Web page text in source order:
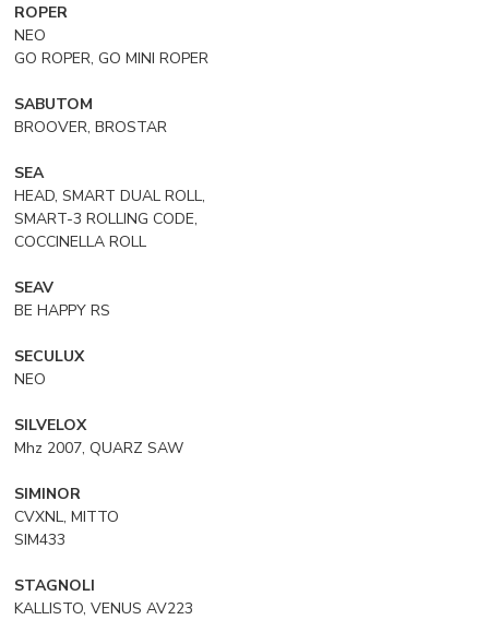
ROPER
NEO
GO ROPER, GO MINI ROPER
SABUTOM
BROOVER, BROSTAR
SEA
HEAD, SMART DUAL ROLL,
SMART-3 ROLLING CODE,
COCCINELLA ROLL
SEAV
BE HAPPY RS
SECULUX
NEO
SILVELOX
Mhz 2007, QUARZ SAW
SIMINOR
CVXNL, MITTO
SIM433
STAGNOLI
KALLISTO, VENUS AV223